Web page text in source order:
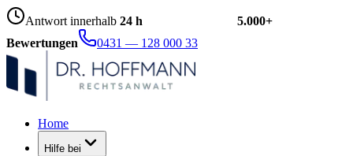
Antwort innerhalb 24 h
5.000+
Bewertungen
0431 — 128 000 33
Home
Hilfe bei